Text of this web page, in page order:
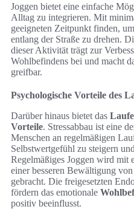
Joggen bietet eine einfache
Alltag zu integrieren. Mit
geeigneten Zeitpunkt finden,
entlang der Straße zu drehen.
dieser Aktivität trägt zur
Wohlbefindens bei und macht
greifbar.
Psychologische Vorteile des
Darüber hinaus bietet das
Vorteile. Stressabbau ist eine
Menschen an regelmäßigen
Selbstwertgefühl zu steigern
Regelmäßiges Joggen wird mit
einer besseren Bewältigung
gebracht. Die freigesetzten
fördern das emotionale
positiv beeinflusst.